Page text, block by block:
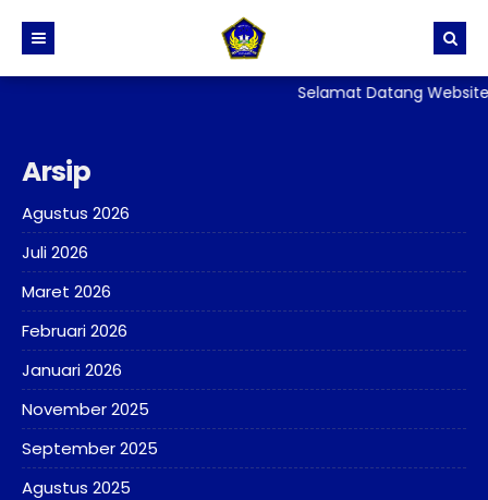
Sejarah dan Identitas Sekolah
Visi, Misi dan Tujuan Sekolah
Stuktur Organisasi Sekolah
Kurikulum
Kesiswaan
Kehumasan
Sarana Prasarana
BERITA
DIREKTORI
PPID
SKM
PERPUSTAKAAN
ADIWIYATA
TATA TERTIB
GALERI
LAYANAN
E-Rapor
Penelitian
Persuratan, Legalisir
ALUMNI
Selamat Datang Website
Arsip
Agustus 2026
Juli 2026
Maret 2026
Februari 2026
Januari 2026
November 2025
September 2025
Agustus 2025